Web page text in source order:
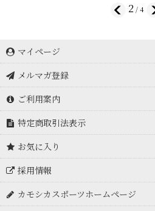
2 / 4
マイページ
メルマガ登録
ご利用案内
特定商取引法表示
お気に入り
採用情報
カモシカスポーツホームページ